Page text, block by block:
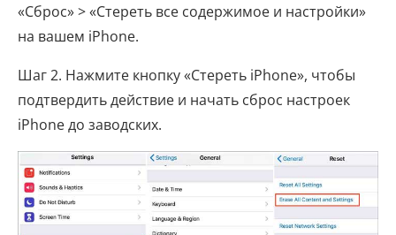
«Сброс» > «Стереть все содержимое и настройки»
на вашем iPhone.
Шаг 2. Нажмите кнопку «Стереть iPhone», чтобы
подтвердить действие и начать сброс настроек
iPhone до заводских.